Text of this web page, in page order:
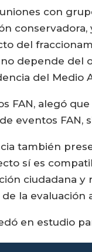
con
conservadora,
del
depende del
del Medio
FAN, alegó
eventos FAN,
también
sí es
ciudadana y
la evaluación
en estudio